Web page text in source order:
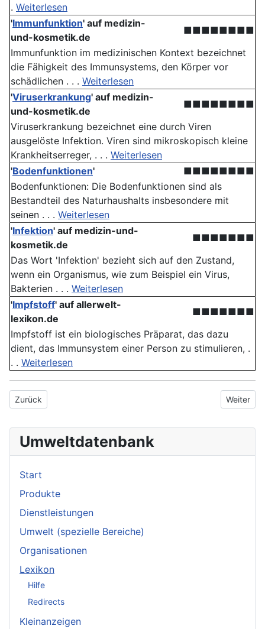
. Weiterlesen
'Immunfunktion' auf medizin-
und-kosmetik.de
■■■■■■■■
Immunfunktion im medizinischen Kontext bezeichnet
die Fähigkeit des Immunsystems, den Körper vor
schädlichen . . . Weiterlesen
'Viruserkrankung' auf medizin-
und-kosmetik.de
■■■■■■■■
Viruserkrankung bezeichnet eine durch Viren
ausgelöste Infektion. Viren sind mikroskopisch kleine
Krankheitserreger, . . . Weiterlesen
'Bodenfunktionen'
■■■■■■■■
Bodenfunktionen: Die Boden­funktionen sind als
Bestandteil des Naturhaushalts insbesondere mit
seinen . . . Weiterlesen
'Infektion' auf medizin-und-
kosmetik.de
■■■■■■■
Das Wort 'Infektion' bezieht sich auf den Zustand,
wenn ein Organismus, wie zum Beispiel ein Virus,
Bakterien . . . Weiterlesen
'Impfstoff' auf allerwelt-
lexikon.de
■■■■■■■
Impfstoff ist ein biologisches Präparat, das dazu
dient, das Immunsystem einer Person zu stimulieren, .
. . Weiterlesen
Vorheriger Beitrag: Virulenz
Zurück Nächster
Weiter
Umweltdatenbank
Start
Produkte
Dienstleistungen
Umwelt (spezielle Bereiche)
Organisationen
Lexikon
Hilfe
Redirects
Kleinanzeigen